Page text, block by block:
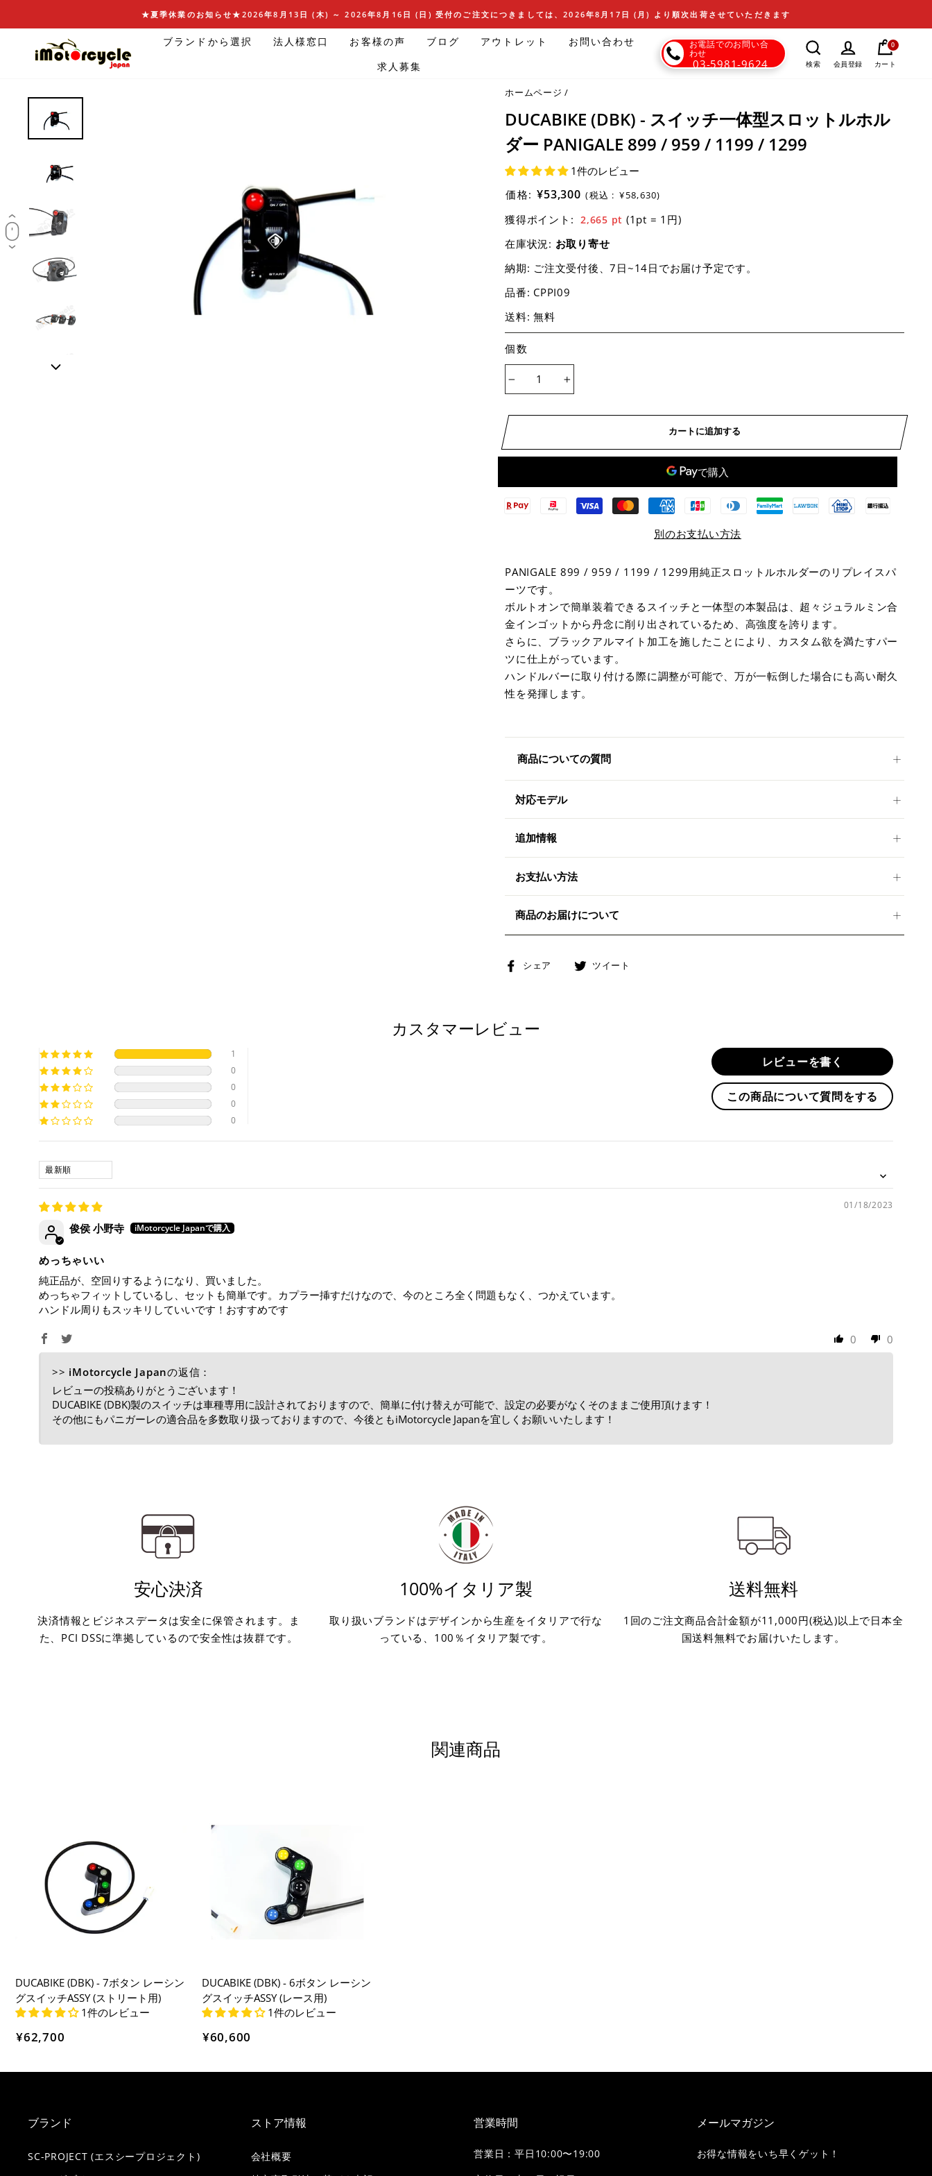
ン
★夏季休業のお知らせ★2026年8月13日 (木) ～ 2026年8月16日 (日) 受付のご注文につきましては、2026年8月17日 (月) より順次出荷させていただきます
ブランドから選択 法人様窓口 お客様の声 ブログ アウトレット
お問い合わせ
求人募集
お電話でのお問い合
わせ
03-5981-9624 検索 会員登録 カート
0
ホームページ /
DUCABIKE (DBK) - スイッチ一体型スロットルホル
ダー PANIGALE 899 / 959 / 1199 / 1299
1件のレビュー
価格: ¥53,300 (税込 : ¥58,630)
獲得ポイント: 2,665 pt (1pt = 1円)
在庫状況: お取り寄せ
納期: ご注文受付後、7日~14日でお届け予定です。
品番: CPPI09
送料: 無料
個数
カートに追加する
別のお支払い方法
PANIGALE 899 / 959 / 1199 / 1299用純正スロットルホルダーのリプレイスパ
ーツです。
ボルトオンで簡単装着できるスイッチと一体型の本製品は、超々ジュラルミン合
金インゴットから丹念に削り出されているため、高強度を誇ります。
さらに、ブラックアルマイト加工を施したことにより、カスタム欲を満たすパー
ツに仕上がっています。
ハンドルバーに取り付ける際に調整が可能で、万が一転倒した場合にも高い耐久
性を発揮します。
商品についての質問
対応モデル
追加情報
お支払い方法
商品のお届けについて
シェア
Facebookツイート
カスタマーレビュー
1
0
0
0
0
レビューを書く
この商品について質問をする
SORT BY
01/18/2023
俊侯 小野寺
めっちゃいい
純正品が、空回りするようになり、買いました。
めっちゃフィットしているし、セットも簡単です。カプラー挿すだけなので、今のところ全く問題もなく、つかえています。
ハンドル周りもスッキリしていいです！おすすめです
0 0
>> iMotorcycle Japanの返信：
レビューの投稿ありがとうございます！
DUCABIKE (DBK)製のスイッチは車種専用に設計されておりますので、簡単に付け替えが可能で、設定の必要がなくそのままご使用頂けます！
その他にもパニガーレの適合品を多数取り扱っておりますので、今後ともiMotorcycle Japanを宜しくお願いいたします！
安心決済
決済情報とビジネスデータは安全に保管されます。ま
た、PCI DSSに準拠しているので安全性は抜群です。
100%イタリア製
取り扱いブランドはデザインから生産をイタリアで行な
っている、100％イタリア製です。
送料無料
1回のご注文商品合計金額が11,000円(税込)以上で日本全
国送料無料でお届けいたします。
関連商品
DUCABIKE (DBK) - 7ボタン レーシン
グスイッチASSY (ストリート用)
1件のレビュー
¥62,700
DUCABIKE (DBK) - 6ボタン レーシン
グスイッチASSY (レース用)
1件のレビュー
¥60,600
ブランド
SC-PROJECT (エスシープロジェクト)
ストア情報
会社概要
営業時間
営業日：平日10:00〜19:00
メールマガジン
お得な情報をいち早くゲット！